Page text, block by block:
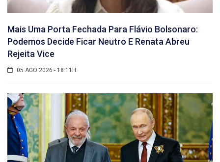
Mais Uma Porta Fechada Para Flávio Bolsonaro:
Podemos Decide Ficar Neutro E Renata Abreu
Rejeita Vice
05 AGO 2026 - 18:11H